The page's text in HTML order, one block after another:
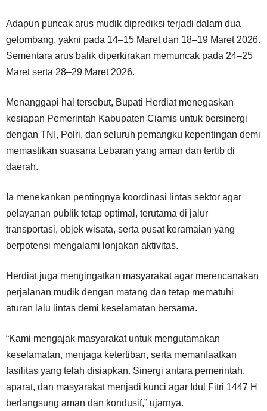
Adapun puncak arus mudik diprediksi terjadi dalam dua
gelombang, yakni pada 14–15 Maret dan 18–19 Maret 2026.
Sementara arus balik diperkirakan memuncak pada 24–25
Maret serta 28–29 Maret 2026.
Menanggapi hal tersebut, Bupati Herdiat menegaskan
kesiapan Pemerintah Kabupaten Ciamis untuk bersinergi
dengan TNI, Polri, dan seluruh pemangku kepentingan demi
memastikan suasana Lebaran yang aman dan tertib di
daerah.
Ia menekankan pentingnya koordinasi lintas sektor agar
pelayanan publik tetap optimal, terutama di jalur
transportasi, objek wisata, serta pusat keramaian yang
berpotensi mengalami lonjakan aktivitas.
Herdiat juga mengingatkan masyarakat agar merencanakan
perjalanan mudik dengan matang dan tetap mematuhi
aturan lalu lintas demi keselamatan bersama.
“Kami mengajak masyarakat untuk mengutamakan
keselamatan, menjaga ketertiban, serta memanfaatkan
fasilitas yang telah disiapkan. Sinergi antara pemerintah,
aparat, dan masyarakat menjadi kunci agar Idul Fitri 1447 H
berlangsung aman dan kondusif,” ujarnya.